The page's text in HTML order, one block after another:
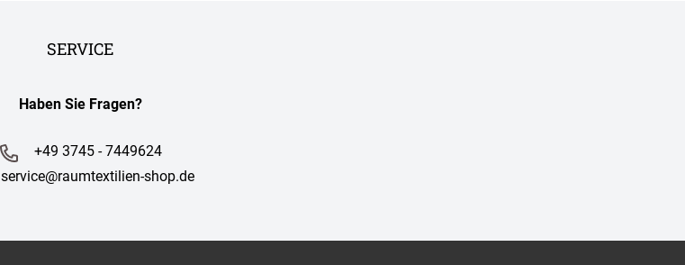
SERVICE
Haben Sie Fragen?
+49 3745 - 7449624
service@raumtextilien-shop.de